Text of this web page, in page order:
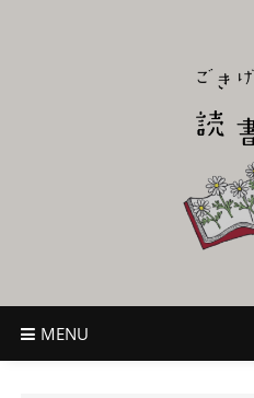
~児童書好き主催者によるオールジ
MENU